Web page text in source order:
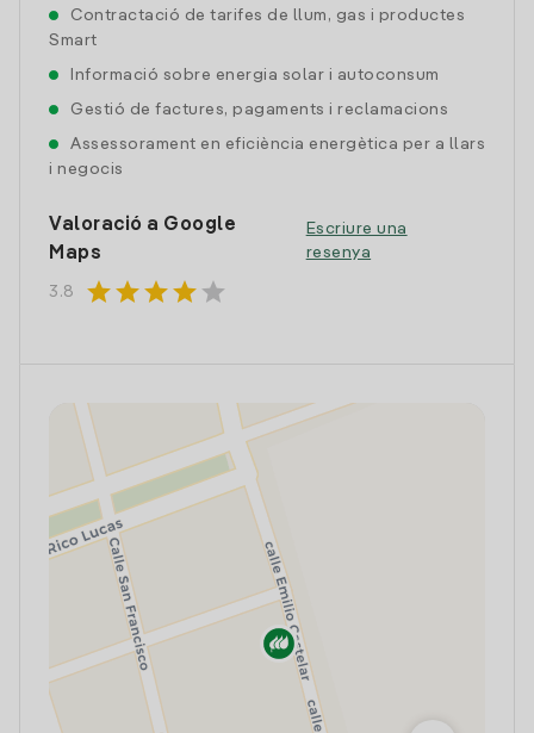
Contractació de tarifes de llum, gas i productes
Smart
Informació sobre energia solar i autoconsum
Gestió de factures, pagaments i reclamacions
Assessorament en eficiència energètica per a llars
i negocis
Valoració a Google
Maps
3.8 starstarstarstar star
Escriure una
resenya